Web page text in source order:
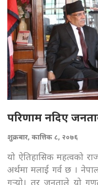
परिणाम नदिए
शुक्रबार, कात्तिक ८, २०७६
यो ऐतिहासिक महत्वको
अर्थमा मलाई गर्व छ ।
गर्‍यो। तर जनताले यो